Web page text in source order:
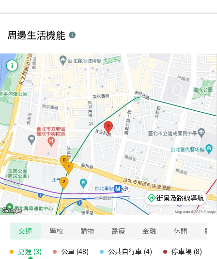
周邊生活機能
街景及路線導航
交通 學校 購物 醫療 金融 休閒 寵
捷運 (3) 公車 (48) 公共自行車 (4) 停車場 (8)